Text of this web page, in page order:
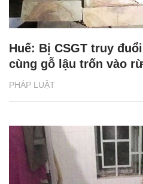
PHÁP LUẬT
Huế: Bị CSGT truy
cùng gỗ lậu trốn vào